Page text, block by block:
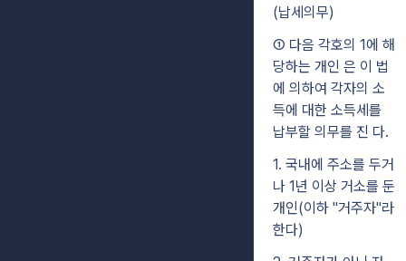
(납세의무)
① 다음 각호의 1에 해
당하는 개인 은 이 법
에 의하여 각자의 소
득에 대한 소득세를
납부할 의무를 진 다.
1. 국내에 주소를 두거
나 1년 이상 거소를 둔
개인(이하 "거주자"라
한다)